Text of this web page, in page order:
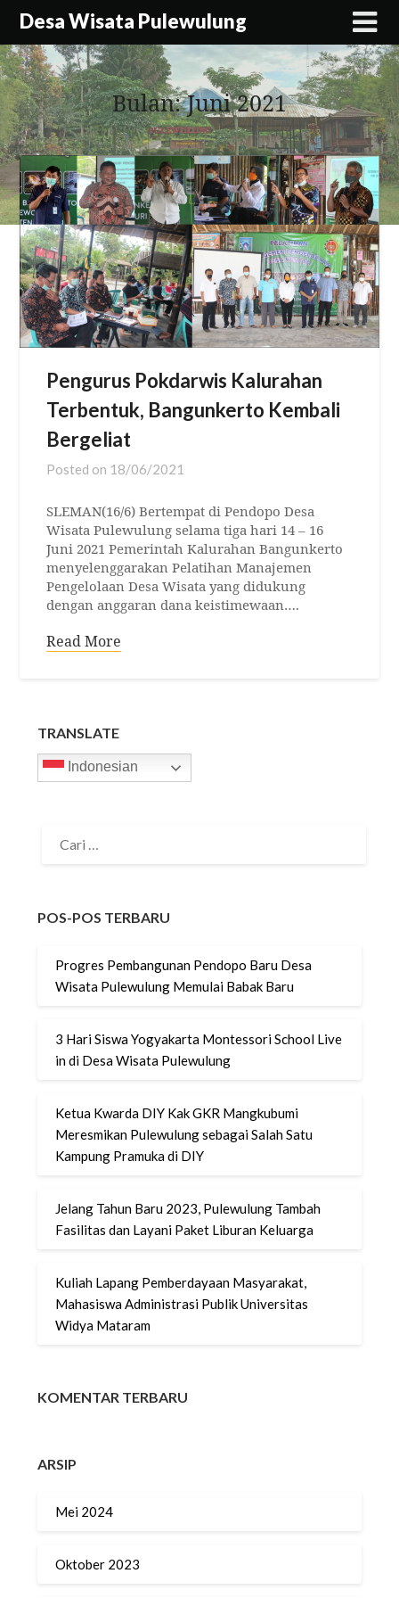
Skip
content
Desa Wisata Pulewulung
Bulan:Juni 2021
Pengurus Pokdarwis Kalurahan
Terbentuk, Bangunkerto Kembali
Bergeliat
Posted on 18/06/2021
SLEMAN(16/6) Bertempat di Pendopo Desa
Wisata Pulewulung selama tiga hari 14 – 16
Juni 2021 Pemerintah Kalurahan Bangunkerto
menyelenggarakan Pelatihan Manajemen
Pengelolaan Desa Wisata yang didukung
dengan anggaran dana keistimewaan….
Read More
TRANSLATE
Indonesian
UNTUK:
POS-POS TERBARU
Progres Pembangunan Pendopo Baru Desa
Wisata Pulewulung Memulai Babak Baru
3 Hari Siswa Yogyakarta Montessori School Live
in di Desa Wisata Pulewulung
Ketua Kwarda DIY Kak GKR Mangkubumi
Meresmikan Pulewulung sebagai Salah Satu
Kampung Pramuka di DIY
Jelang Tahun Baru 2023, Pulewulung Tambah
Fasilitas dan Layani Paket Liburan Keluarga
Kuliah Lapang Pemberdayaan Masyarakat,
Mahasiswa Administrasi Publik Universitas
Widya Mataram
KOMENTAR TERBARU
ARSIP
Mei 2024
Oktober 2023